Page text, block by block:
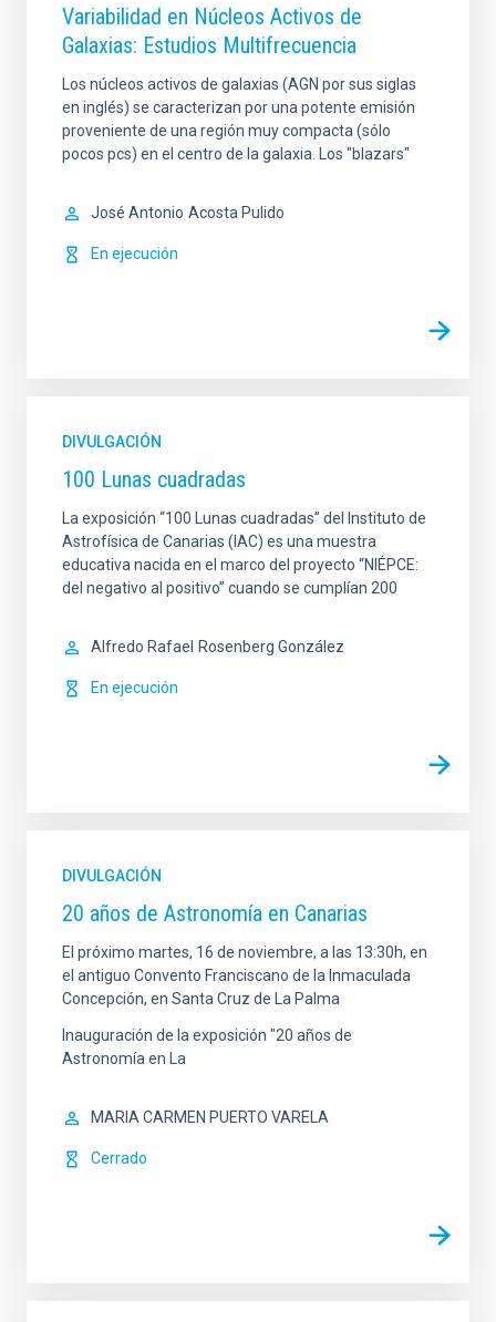
Variabilidad en Núcleos Activos de
Galaxias: Estudios Multifrecuencia
Los núcleos activos de galaxias (AGN por sus siglas
en inglés) se caracterizan por una potente emisión
proveniente de una región muy compacta (sólo
pocos pcs) en el centro de la galaxia. Los "blazars"
José Antonio Acosta Pulido
En ejecución
DIVULGACIÓN
100 Lunas cuadradas
La exposición “100 Lunas cuadradas” del Instituto de
Astrofísica de Canarias (IAC) es una muestra
educativa nacida en el marco del proyecto “NIÉPCE:
del negativo al positivo” cuando se cumplían 200
Alfredo Rafael Rosenberg González
En ejecución
DIVULGACIÓN
20 años de Astronomía en Canarias
El próximo martes, 16 de noviembre, a las 13:30h, en
el antiguo Convento Franciscano de la Inmaculada
Concepción, en Santa Cruz de La Palma
Inauguración de la exposición "20 años de
Astronomía en La
MARIA CARMEN PUERTO VARELA
Cerrado